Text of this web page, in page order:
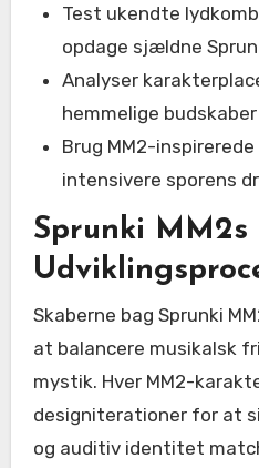
Test ukendte
opdage sjældne
Analyser
hemmelige
Brug MM2-
intensivere sporens
Sprunki MM2s
Skaberne bag Sprunki
at balancere musikalsk
mystik. Hver MM2-
designiterationer for at
og auditiv identitet